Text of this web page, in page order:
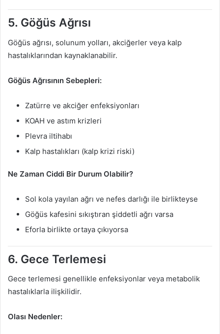
5. Göğüs Ağrısı
Göğüs ağrısı, solunum yolları, akciğerler veya kalp
hastalıklarından kaynaklanabilir.
Göğüs Ağrısının Sebepleri:
Zatürre ve akciğer enfeksiyonları
KOAH ve astım krizleri
Plevra iltihabı
Kalp hastalıkları (kalp krizi riski)
Ne Zaman Ciddi Bir Durum Olabilir?
Sol kola yayılan ağrı ve nefes darlığı ile birlikteyse
Göğüs kafesini sıkıştıran şiddetli ağrı varsa
Eforla birlikte ortaya çıkıyorsa
6. Gece Terlemesi
Gece terlemesi genellikle enfeksiyonlar veya metabolik
hastalıklarla ilişkilidir.
Olası Nedenler: